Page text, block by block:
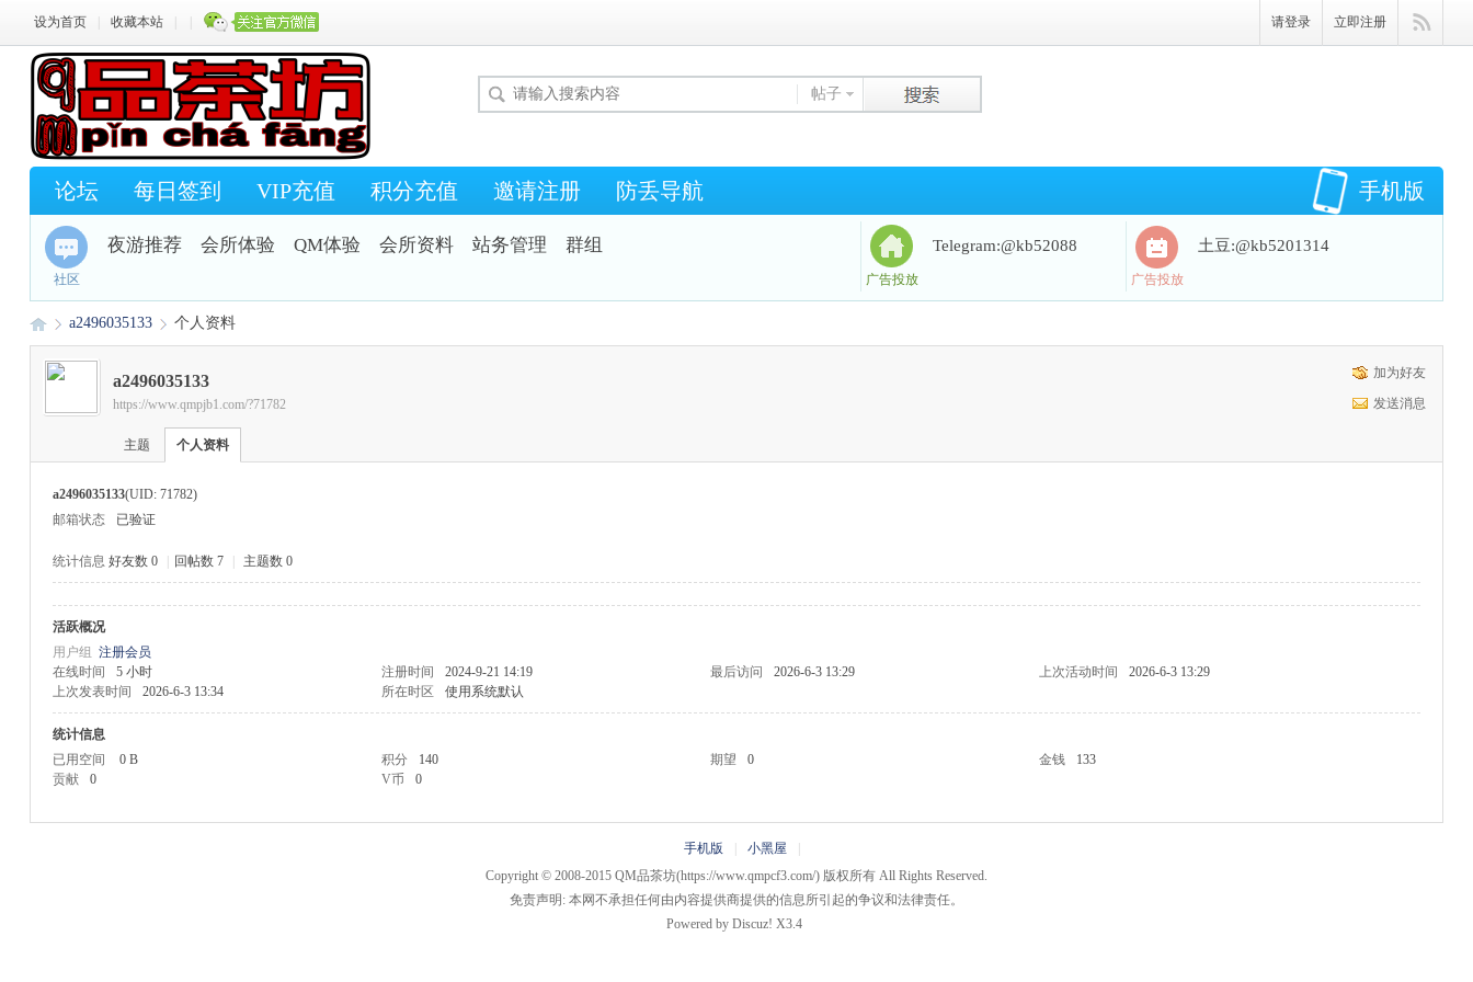
设为首页 收藏本站 请登录 立即注册
帖子
手机版
论坛 每日签到 VIP充值 积分充值 邀请注册 防丢导航
社区
夜游推荐 会所体验 QM体验 会所资料 站务管理 群组 土豆:@kb5201314
广告投放
Telegram:@kb52088
广告投放
›
a2496035133 个人资料
加为好友
发送消息
a2496035133
https://www.qmpjb1.com/?71782
主题 个人资料
a2496035133(UID: 71782)
邮箱状态
已验证
统计信息 好友数 0 回帖数 7 主题数 0
活跃概况
用户组 注册会员
在线时间
5 小时 注册时间 2024-9-21 14:19 最后访问 2026-6-3 13:29 上次活动时间
2026-6-3 13:29
上次发表时间
2026-6-3 13:34 所在时区 使用系统默认
统计信息
已用空间
0 B 积分 140 期望 0 金钱
133
贡献
0 V币 0
手机版 小黑屋
Copyright © 2008-2015 QM品茶坊(https://www.qmpcf3.com/) 版权所有 All Rights Reserved.
免责声明: 本网不承担任何由内容提供商提供的信息所引起的争议和法律责任。
Powered byDiscuz! X3.4